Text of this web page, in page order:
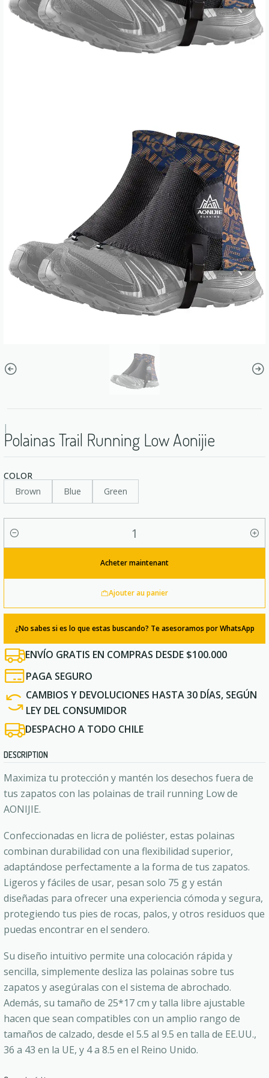
|
Polainas Trail Running Low Aonijie
COLOR
Brown
Blue Green
Quantité
Ajouter au panier
Acheter maintenant
¿No sabes si es lo que estas buscando? Te asesoramos por WhatsApp
ENVÍO GRATIS EN COMPRAS DESDE $100.000
PAGA SEGURO
CAMBIOS Y DEVOLUCIONES HASTA 30 DÍAS, SEGÚN
LEY DEL CONSUMIDOR
DESPACHO A TODO CHILE
DESCRIPTION
Maximiza tu protección y mantén los desechos fuera de
tus zapatos con las polainas de trail running Low de
AONIJIE.
Confeccionadas en licra de poliéster, estas polainas
combinan durabilidad con una flexibilidad superior,
adaptándose perfectamente a la forma de tus zapatos.
Ligeros y fáciles de usar, pesan solo 75 g y están
diseñadas para ofrecer una experiencia cómoda y segura,
protegiendo tus pies de rocas, palos, y otros residuos que
puedas encontrar en el sendero.
Su diseño intuitivo permite una colocación rápida y
sencilla, simplemente desliza las polainas sobre tus
zapatos y asegúralas con el sistema de abrochado.
Además, su tamaño de 25*17 cm y talla libre ajustable
hacen que sean compatibles con un amplio rango de
tamaños de calzado, desde el 5.5 al 9.5 en talla de EE.UU.,
36 a 43 en la UE, y 4 a 8.5 en el Reino Unido.